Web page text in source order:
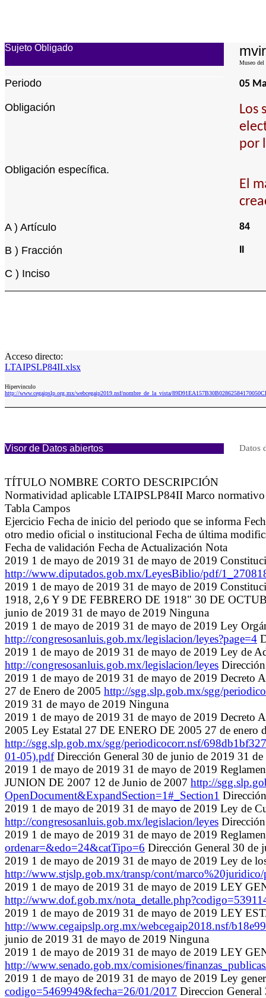
Sujeto Obligado
Museo del
Periodo 05
Obligación
Los
por
Obligación específica.
El
A ) Artículo 84
B ) Fracción
C ) Inciso
Acceso directo:
LTAIPSLP84II.xlsx
Hipervinculo
http://www.cegaipslp.org.mx/webcegaip2019.nsf/nombre_de_la_vista/
Visor de Datos abiertos Datos
TÍTULO NOMBRE CORTO DESCRIPCIÓN
Normatividad aplicable LTAIPSLP84II Marco
Tabla Campos
Ejercicio Fecha de inicio del periodo que se informa
otro medio oficial o institucional Fecha de última
Fecha de validación Fecha de Actualización Nota
2019 1 de mayo de 2019 31 de mayo de 2019
http://www.diputados.gob.mx/LeyesBiblio/pdf/
2019 1 de mayo de 2019 31 de mayo de 2019
1918, 2,6 Y 9 DE FEBRERO DE 1918" 30 DE
junio de 2019 31 de mayo de 2019 Ninguna
2019 1 de mayo de 2019 31 de mayo de 2019 Ley
http://congresosanluis.gob.mx/legislacion/leyes?page=4
2019 1 de mayo de 2019 31 de mayo de 2019 Ley de
http://congresosanluis.gob.mx/legislacion/leyes
2019 1 de mayo de 2019 31 de mayo de 2019 Decreto
27 de Enero de 2005 http://sgg.slp.gob.mx/sgg/
2019 31 de mayo de 2019 Ninguna
2019 1 de mayo de 2019 31 de mayo de 2019 Decreto
2005 Ley Estatal 27 DE ENERO DE 2005 27 de enero
http://sgg.slp.gob.mx/sgg/periodicocorr.nsf/
01-05).pdfDirección General 30 de junio de 2019 31
2019 1 de mayo de 2019 31 de mayo de 2019
JUNION DE 2007 12 de Junio de 2007 http://
OpenDocument&ExpandSection=1#_Section1
2019 1 de mayo de 2019 31 de mayo de 2019 Ley de
http://congresosanluis.gob.mx/legislacion/leyes
2019 1 de mayo de 2019 31 de mayo de 2019
ordenar=&edo=24&catTipo=6 Dirección General 30 de
2019 1 de mayo de 2019 31 de mayo de 2019 Ley de
http://www.stjslp.gob.mx/transp/cont/
2019 1 de mayo de 2019 31 de mayo de 2019 LEY
http://www.dof.gob.mx/
2019 1 de mayo de 2019 31 de mayo de 2019 LEY
http://www.cegaipslp.org.mx/webcegaip2018.nsf/
junio de 2019 31 de mayo de 2019 Ninguna
2019 1 de mayo de 2019 31 de mayo de 2019 LEY
http://www.senado.gob.mx/comisiones/
2019 1 de mayo de 2019 31 de mayo de 2019 Ley
codigo=5469949&fecha=26/01/2017 Direccion